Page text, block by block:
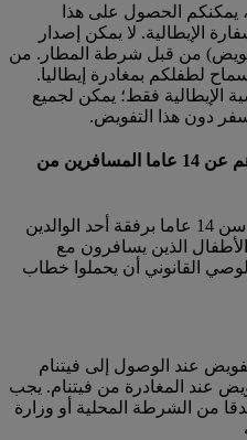
يمكنكم الحصول على هذا
الإيطالية. لا يمكن إصدار
من قبل شرطة المطار. من
لطفلكم بمغادرة إيطاليا.
الإيطالية فقط؛ يمكن لجميع
دون هذا التفويض.
القاصرون الذين تقل أعمارهم عن 14 عاما المسافرين من
يجب أن يكون الأطفال دون سن 14 عاما برفقة أحد الوالدين
الذين يسافرون مع
القانوني أن يحملوا خطاب
عند الوصول إلى فيتنام
عند المغادرة من فيتنام. يجب
من الشرطة المحلية أو وزارة